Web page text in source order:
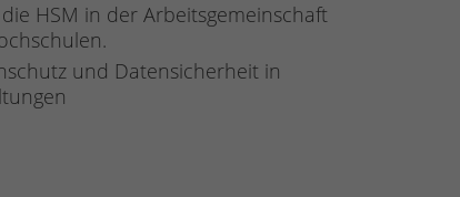
HSM in der Arbeitsgemeinschaft
und Datensicherheit in